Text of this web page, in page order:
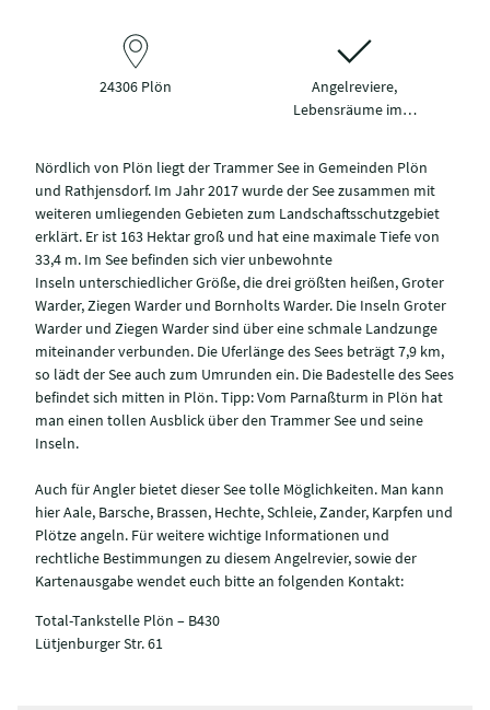
24306 Plön
Angelreviere,
Lebensräume im…
Nördlich von Plön liegt der Trammer See in Gemeinden Plön
und Rathjensdorf. Im Jahr 2017 wurde der See zusammen mit
weiteren umliegenden Gebieten zum Landschaftsschutzgebiet
erklärt. Er ist 163 Hektar groß und hat eine maximale Tiefe von
33,4 m. Im See befinden sich vier unbewohnte
Inseln unterschiedlicher Größe, die drei größten heißen, Groter
Warder, Ziegen Warder und Bornholts Warder. Die Inseln Groter
Warder und Ziegen Warder sind über eine schmale Landzunge
miteinander verbunden. Die Uferlänge des Sees beträgt 7,9 km,
so lädt der See auch zum Umrunden ein. Die Badestelle des Sees
befindet sich mitten in Plön. Tipp: Vom Parnaßturm in Plön hat
man einen tollen Ausblick über den Trammer See und seine
Inseln.
Auch für Angler bietet dieser See tolle Möglichkeiten. Man kann
hier Aale, Barsche, Brassen, Hechte, Schleie, Zander, Karpfen und
Plötze angeln. Für weitere wichtige Informationen und
rechtliche Bestimmungen zu diesem Angelrevier, sowie der
Kartenausgabe wendet euch bitte an folgenden Kontakt:
Total-Tankstelle Plön – B430
Lütjenburger Str. 61